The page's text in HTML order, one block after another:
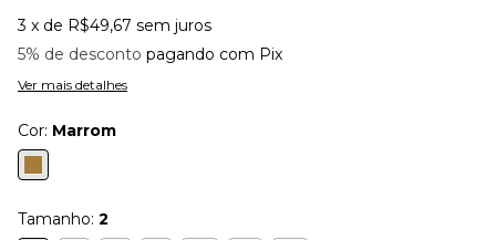
3 x de R$49,67 sem juros
5% de desconto pagando com Pix
Ver mais detalhes
Cor: Marrom
Tamanho: 2